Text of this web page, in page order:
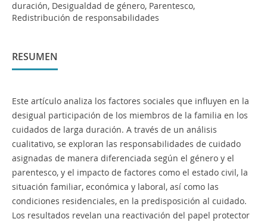
duración, Desigualdad de género, Parentesco,
Redistribución de responsabilidades
RESUMEN
Este artículo analiza los factores sociales que influyen en la
desigual participación de los miembros de la familia en los
cuidados de larga duración. A través de un análisis
cualitativo, se exploran las responsabilidades de cuidado
asignadas de manera diferenciada según el género y el
parentesco, y el impacto de factores como el estado civil, la
situación familiar, económica y laboral, así como las
condiciones residenciales, en la predisposición al cuidado.
Los resultados revelan una reactivación del papel protector